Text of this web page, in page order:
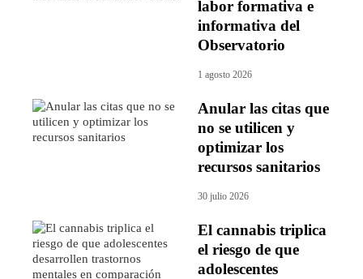
labor formativa e
informativa del
Observatorio
1 agosto 2026
Anular las citas que
no se utilicen y
optimizar los
recursos sanitarios
30 julio 2026
El cannabis triplica
el riesgo de que
adolescentes